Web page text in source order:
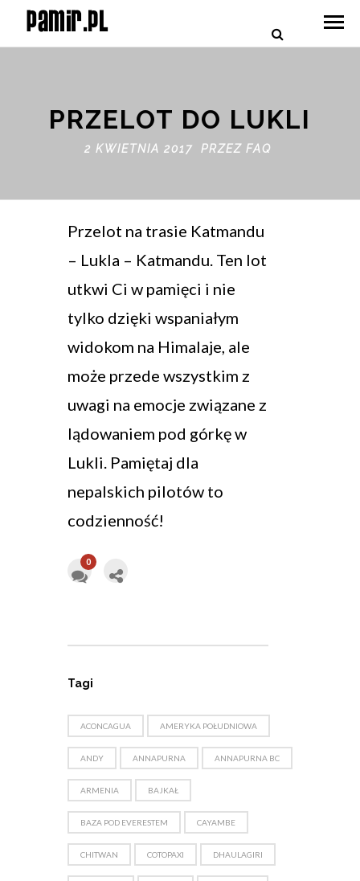
PRZELOT DO LUKLI
2 KWIETNIA 2017 PRZEZ FAQ
Przelot na trasie Katmandu
– Lukla – Katmandu. Ten lot
utkwi Ci w pamięci i nie
tylko dzięki wspaniałym
widokom na Himalaje, ale
może przede wszystkim z
uwagi na emocje związane z
lądowaniem pod górkę w
Lukli. Pamiętaj dla
nepalskich pilotów to
codzienność!
0
Tagi
ACONCAGUA AMERYKA POŁUDNIOWA
ANDY ANNAPURNA ANNAPURNA BC
ARMENIA BAJKAŁ
BAZA POD EVERESTEM CAYAMBE
CHITWAN COTOPAXI DHAULAGIRI